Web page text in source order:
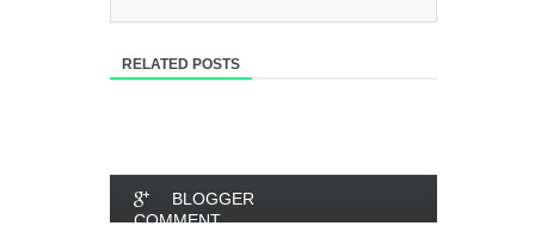
RELATED POSTS
BLOGGER
COMMENT